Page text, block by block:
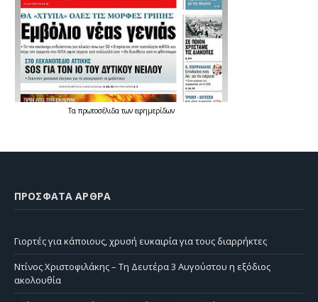
Τα πρωτοσέλιδατων εφημερίδων
ΠΡΌΣΦΑΤΑ ΆΡΘΡΑ
Γιορτές για κάποιους, χρυσή ευκαιρία για τους διαρρήκτες
Ντίνος Χριστοφιλάκης – Τη Δευτέρα 3 Αυγούστου η εξόδιος
ακολουθία